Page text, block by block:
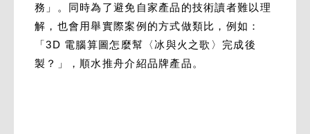
務」。同時為了避免自家產品的技術讀者難以理
解，也會用舉實際案例的方式做類比，例如：
「3D 電腦算圖怎麼幫〈冰與火之歌〉完成後
製？」，順水推舟介紹品牌產品。